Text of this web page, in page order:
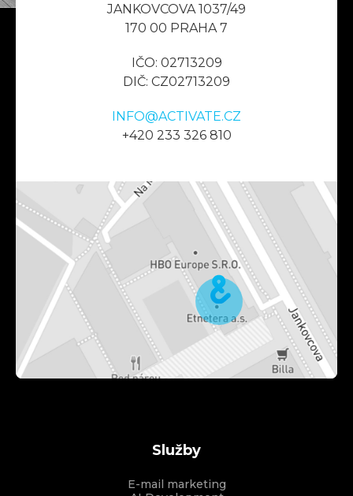
JANKOVCOVA 1037/49
170 00 PRAHA 7
IČO: 02713209
DIČ: CZ02713209
INFO@ACTIVATE.CZ
+420 233 326 810
Služby
E-mail marketing